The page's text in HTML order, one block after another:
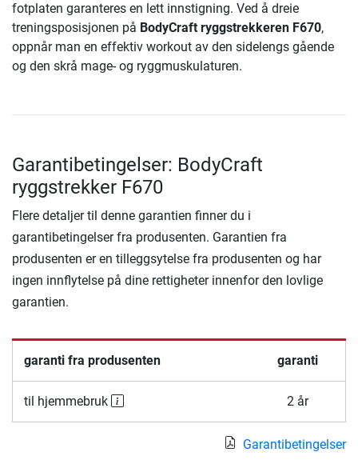
fotplaten garanteres en lett innstigning. Ved å dreie
treningsposisjonen på BodyCraft ryggstrekkeren F670,
oppnår man en effektiv workout av den sidelengs gående
og den skrå mage- og ryggmuskulaturen.
Garantibetingelser: BodyCraft
ryggstrekker F670
Flere detaljer til denne garantien finner du i
garantibetingelser fra produsenten. Garantien fra
produsenten er en tilleggsytelse fra produsenten og har
ingen innflytelse på dine rettigheter innenfor den lovlige
garantien.
garanti fra produsenten garanti
til hjemmebruk 2 år
Garantibetingelser